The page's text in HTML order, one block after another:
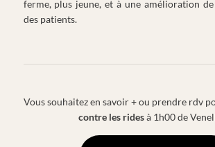
ferme, plus jeune, et à une amélioration
des patients.
Vous souhaitez en savoir + ou prendre rdv
contre les ridesà 1h00 de